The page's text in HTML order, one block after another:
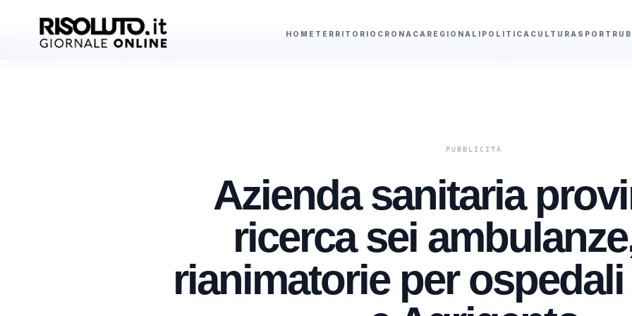
HOME TERRITORIO CRONACA REGIONALI POLITICA CULTURA SPORT
AGGIORNAMENTI
indaga la polizia Antitrust multa Bird, Dott e Lime per 2,67 milioni a Roma per i Pass Metrebus
Azienda sanitaria
ricerca sei
rianimatorie per